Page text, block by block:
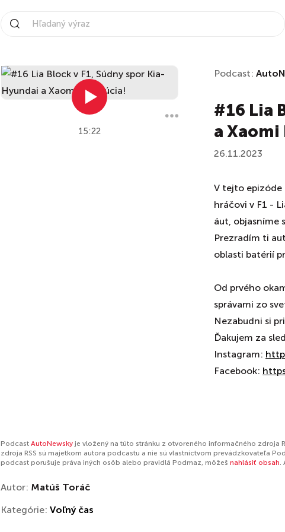
15:22
Podcast:
#16 Lia
a
26.11.2023
V tejto epizóde
hráčovi v F1 -
áut, objasníme
Prezradím ti
oblasti batérií
Od prvého
správami zo
Nezabudni si
Ďakujem za
Instagram:
Facebook:
Podcast AutoNewsky je vložený na túto stránku z otvoreného informačného zdroja
zdroja RSS sú majetkom autora podcastu a nie sú vlastníctvom prevádzkovateľa
podcast porušuje práva iných osôb alebo pravidlá Podmaz, môžeš nahlásiť obsah.
Autor: Matúš Toráč
Kategórie: Voľný čas